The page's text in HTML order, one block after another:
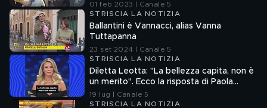
01 feb 2023 | Canale 5
STRISCIA LA NOTIZIA
Ballantini è Vannacci, alias Vanna
Tuttapanna
23 set 2024 | Canale 5
STRISCIA LA NOTIZIA
Diletta Leotta: "La bellezza capita, non è
un merito". Ecco la risposta di Paola
Ferrari
19 lug | Canale 5
STRISCIA LA NOTIZIA